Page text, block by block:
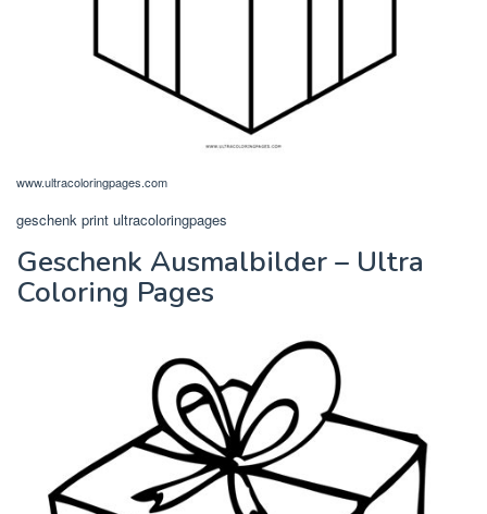
www.ultracoloringpages.com
geschenk print ultracoloringpages
Geschenk Ausmalbilder – Ultra
Coloring Pages